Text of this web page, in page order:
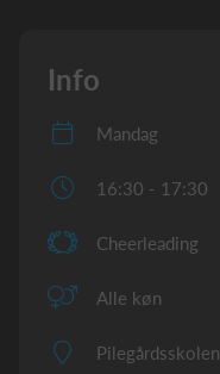
Info
Mandag
16:30 - 17:30
Cheerleading
Alle køn
Pilegårdsskolen